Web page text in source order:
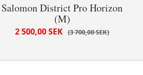
Salomon District Pro Horizon
(M)
3 700,00 SEK
2 500,00 SEK